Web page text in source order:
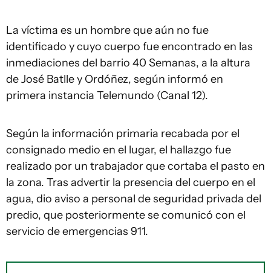
La víctima es un hombre que aún no fue
identificado y cuyo cuerpo fue encontrado en las
inmediaciones del barrio 40 Semanas, a la altura
de José Batlle y Ordóñez, según informó en
primera instancia Telemundo (Canal 12).
Según la información primaria recabada por el
consignado medio en el lugar, el hallazgo fue
realizado por un trabajador que cortaba el pasto en
la zona. Tras advertir la presencia del cuerpo en el
agua, dio aviso a personal de seguridad privada del
predio, que posteriormente se comunicó con el
servicio de emergencias 911.